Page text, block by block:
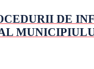
DE